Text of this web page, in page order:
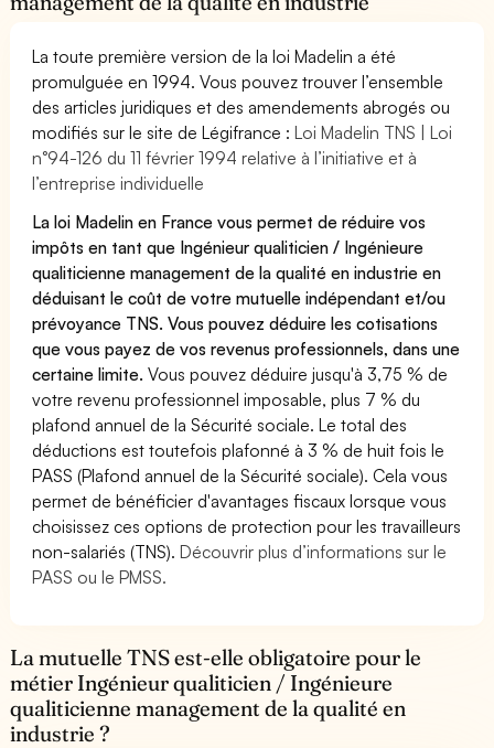
La toute première version de la loi Madelin a été
promulguée en 1994. Vous pouvez trouver l’ensemble
des articles juridiques et des amendements abrogés ou
modifiés sur le site de Légifrance :Loi Madelin TNS | Loi
n°94-126 du 11 février 1994 relative à l’initiative et à
l’entreprise individuelle
La loi Madelin en France vous permet de réduire vos
impôts en tant que Ingénieur qualiticien / Ingénieure
qualiticienne management de la qualité en industrie en
déduisant le coût de votre mutuelle indépendant et/ou
prévoyance TNS. Vous pouvez déduire les cotisations
que vous payez de vos revenus professionnels, dans une
certaine limite.Vous pouvez déduire jusqu'à 3,75 % de
votre revenu professionnel imposable, plus 7 % du
plafond annuel de la Sécurité sociale. Le total des
déductions est toutefois plafonné à 3 % de huit fois le
PASS (Plafond annuel de la Sécurité sociale). Cela vous
permet de bénéficier d'avantages fiscaux lorsque vous
choisissez ces options de protection pour les travailleurs
non-salariés (TNS).Découvrir plus d’informations sur le
PASS ou le PMSS.
La mutuelle TNS est-elle obligatoire pour le
métier Ingénieur qualiticien / Ingénieure
qualiticienne management de la qualité en
industrie ?